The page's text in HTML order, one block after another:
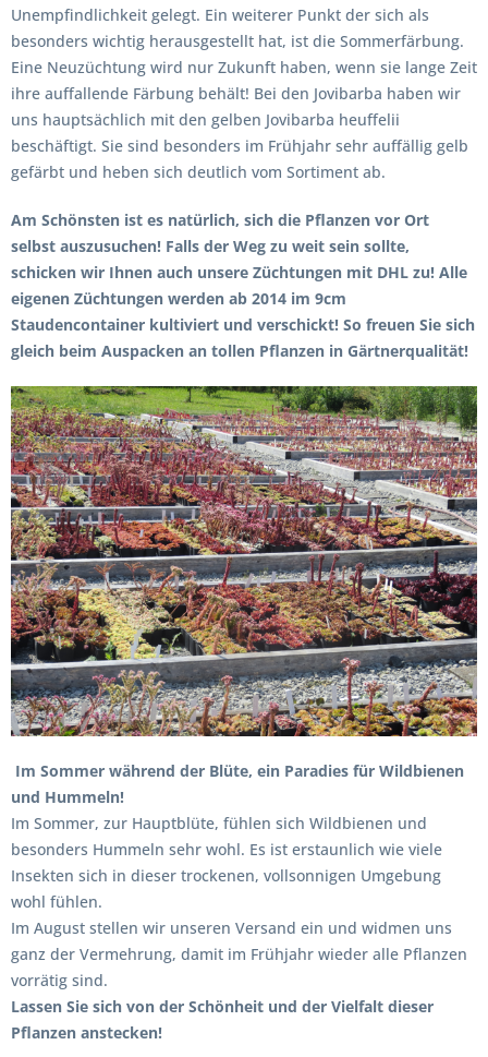
Unempfindlichkeit gelegt. Ein weiterer Punkt der sich als
besonders wichtig herausgestellt hat, ist die Sommerfärbung.
Eine Neuzüchtung wird nur Zukunft haben, wenn sie lange Zeit
ihre auffallende Färbung behält! Bei den Jovibarba haben wir
uns hauptsächlich mit den gelben Jovibarba heuffelii
beschäftigt. Sie sind besonders im Frühjahr sehr auffällig gelb
gefärbt und heben sich deutlich vom Sortiment ab.
Am Schönsten ist es natürlich, sich die Pflanzen vor Ort
selbst auszusuchen! Falls der Weg zu weit sein sollte,
schicken wir Ihnen auch unsere Züchtungen mit DHL zu! Alle
eigenen Züchtungen werden ab 2014 im 9cm
Staudencontainer kultiviert und verschickt! So freuen Sie sich
gleich beim Auspacken an tollen Pflanzen in Gärtnerqualität!
Im Sommer während der Blüte, ein Paradies für Wildbienen
und Hummeln!
Im Sommer, zur Hauptblüte, fühlen sich Wildbienen und
besonders Hummeln sehr wohl. Es ist erstaunlich wie viele
Insekten sich in dieser trockenen, vollsonnigen Umgebung
wohl fühlen.
Im August stellen wir unseren Versand ein und widmen uns
ganz der Vermehrung, damit im Frühjahr wieder alle Pflanzen
vorrätig sind.
Lassen Sie sich von der Schönheit und der Vielfalt dieser
Pflanzen anstecken!